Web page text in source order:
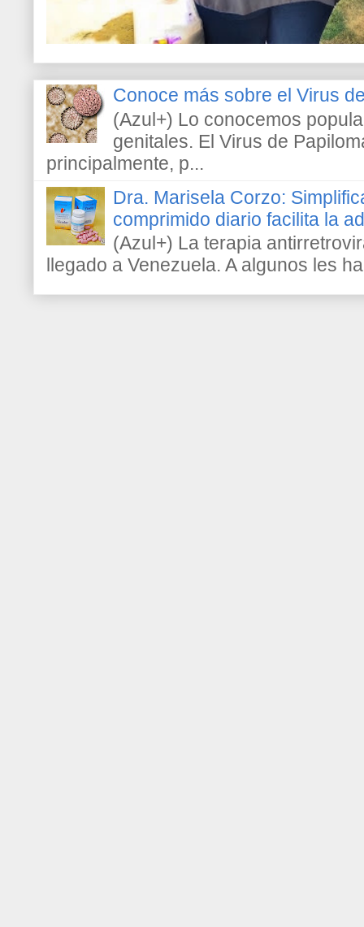
Conoce más sobre el Virus
(Azul+) Lo conocemos
genitales. El Virus de
principalmente, p...
Dra. Marisela Corzo:
comprimido diario facilita la
(Azul+) La terapia
llegado a Venezuela. A algunos les